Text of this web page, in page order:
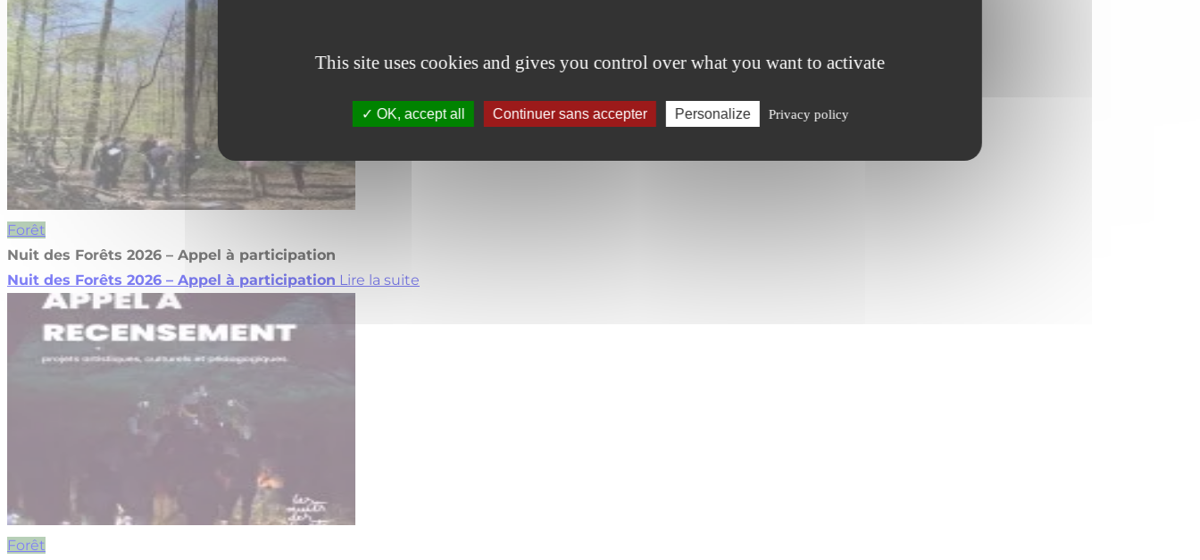
This site uses cookies and gives you control over what you want to activate
OK, accept all Continuer sans accepter Personalize Privacy policy
Forêt
Nuit des Forêts 2026 – Appel à participation
Nuit des Forêts 2026 – Appel à participation Lire la suite
Forêt